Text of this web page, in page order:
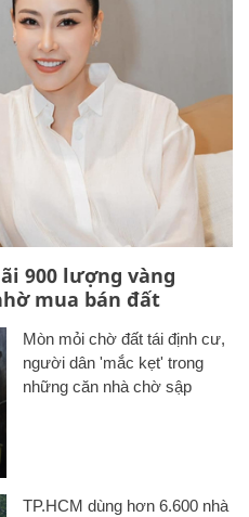
900 lượng vàng
mua bán đất
Mòn mỏi chờ đất tái định cư,
người dân 'mắc kẹt' trong
những căn nhà chờ sập
TP.HCM dùng hơn 6.600 nhà